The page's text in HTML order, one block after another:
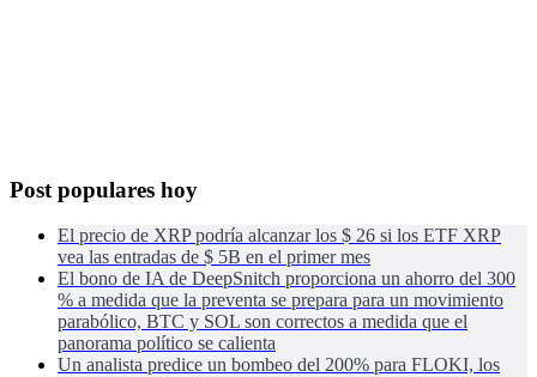
Post populares hoy
El precio de XRP podría alcanzar los $ 26 si los ETF XRP
vea las entradas de $ 5B en el primer mes
El bono de IA de DeepSnitch proporciona un ahorro del 300
% a medida que la preventa se prepara para un movimiento
parabólico, BTC y SOL son correctos a medida que el
panorama político se calienta
Un analista predice un bombeo del 200% para FLOKI, los